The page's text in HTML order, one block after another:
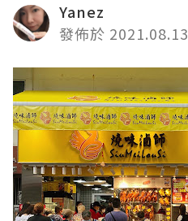
Yanez
發佈於 2021.08.13